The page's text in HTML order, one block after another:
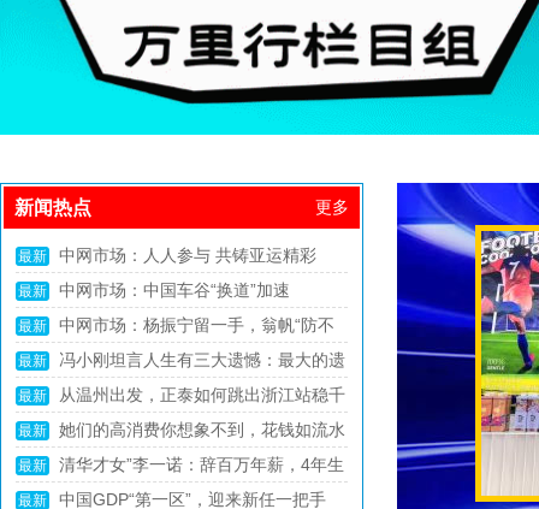
更多
新闻热点
最新 COTV全球直播：安徽怀宁：“小”创新
撬动“大”产业崛起
最新 中共中央、国务院：健全农业转移人口
市民化机制，全面取消在就业地参保户籍限
制
最新 中国饭碗里装了更多中国粮 2024年我
国粮食产量首次突破1.4万亿斤
最新 我使馆提醒：来泰中国公民警惕“高薪
招聘”陷阱
最新 “抢”字头专列开出！正以最快速度将物
资送往灾区
最新 商务部召开“修好三门课 改革当先锋”年
轻干部教育引领工作推进会
最新 总书记的人民情怀｜“抓任何工作，给
群众办任何事情，都要实事求是”
最新 COTV全球直播-女装面料网关于诚邀女